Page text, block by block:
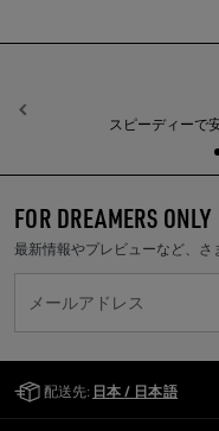
スピーディーで
前へ
FOR DREAMERS ONLY
最新情報やプレビューなど、さ
メールアドレス
配送先: 日本 / 日本語